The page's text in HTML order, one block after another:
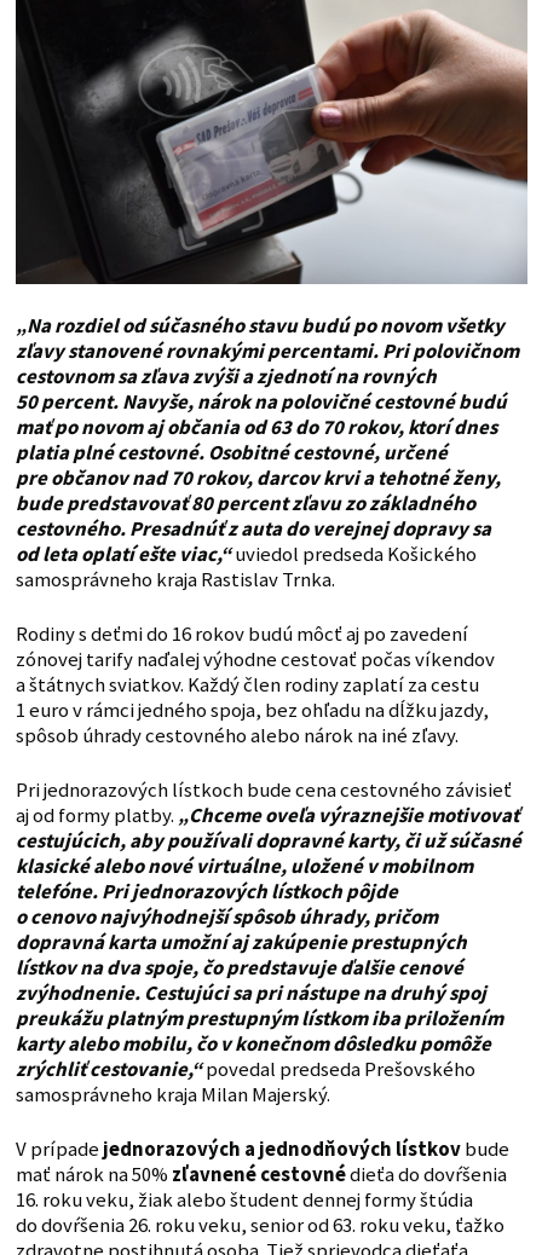
„Na rozdiel od súčasného stavu budú po novom všetky
zľavy stanovené rovnakými percentami. Pri polovičnom
cestovnom sa zľava zvýši a zjednotí na rovných
50 percent. Navyše, nárok na polovičné cestovné budú
mať po novom aj občania od 63 do 70 rokov, ktorí dnes
platia plné cestovné. Osobitné cestovné, určené
pre občanov nad 70 rokov, darcov krvi a tehotné ženy,
bude predstavovať 80 percent zľavu zo základného
cestovného. Presadnúť z auta do verejnej dopravy sa
od leta oplatí ešte viac,“uviedol predseda Košického
samosprávneho kraja Rastislav Trnka.
Rodiny s deťmi do 16 rokov budú môcť aj po zavedení
zónovej tarify naďalej výhodne cestovať počas víkendov
a štátnych sviatkov. Každý člen rodiny zaplatí za cestu
1 euro v rámci jedného spoja, bez ohľadu na dĺžku jazdy,
spôsob úhrady cestovného alebo nárok na iné zľavy.
Pri jednorazových lístkoch bude cena cestovného závisieť
aj od formy platby. „Chceme oveľa výraznejšie motivovať
cestujúcich, aby používali dopravné karty, či už súčasné
klasické alebo nové virtuálne, uložené v mobilnom
telefóne. Pri jednorazových lístkoch pôjde
o cenovo najvýhodnejší spôsob úhrady, pričom
dopravná karta umožní aj zakúpenie prestupných
lístkov na dva spoje, čo predstavuje ďalšie cenové
zvýhodnenie. Cestujúci sa pri nástupe na druhý spoj
preukážu platným prestupným lístkom iba priložením
karty alebo mobilu, čo v konečnom dôsledku pomôže
zrýchliť cestovanie,“povedal predseda Prešovského
samosprávneho kraja Milan Majerský.
V prípadejednorazových a jednodňových lístkovbude
mať nárok na 50% zľavnené cestovnédieťa do dovŕšenia
16. roku veku, žiak alebo študent dennej formy štúdia
do dovŕšenia 26. roku veku, senior od 63. roku veku, ťažko